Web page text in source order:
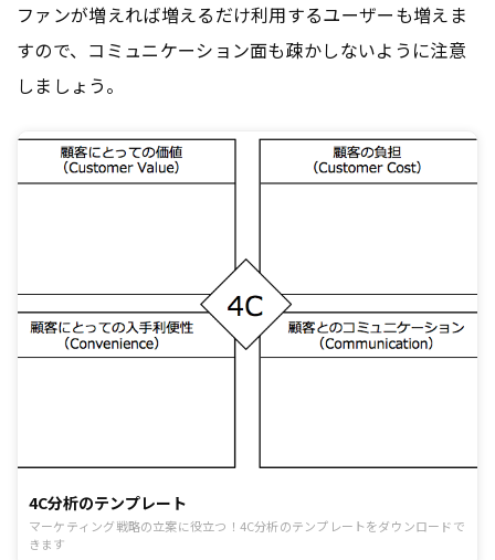
ファンが増えれば増えるだけ利用するユーザーも増えま
すので、コミュニケーション面も疎かしないように注意
しましょう。
4C分析のテンプレート
マーケティング戦略の立案に役立つ！4C分析のテンプレートをダウンロードで
きます